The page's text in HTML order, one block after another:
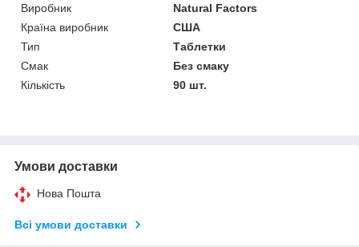
Виробник
Natural Factors
Країна виробник
США
Тип
Таблетки
Смак
Без смаку
Кількість
90 шт.
Умови доставки
Нова Пошта
Всі умови доставки